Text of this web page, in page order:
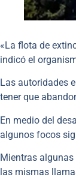
«La flota de
indicó el
Las autoridades
tener que
En medio del
algunos focos
Mientras
las mismas